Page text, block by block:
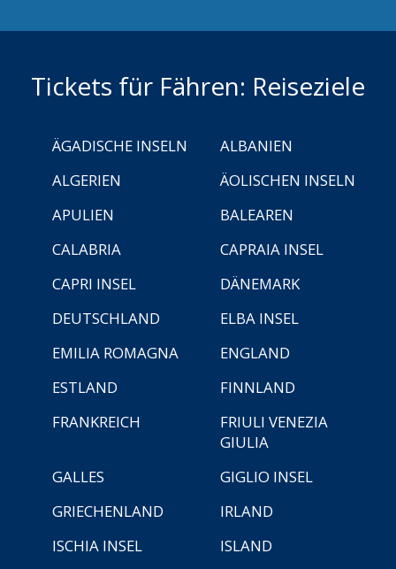
Tickets für Fähren: Reiseziele
ÄGADISCHE INSELN
ALBANIEN
ALGERIEN
ÄOLISCHEN INSELN
APULIEN
BALEAREN
CALABRIA
CAPRAIA INSEL
CAPRI INSEL
DÄNEMARK
DEUTSCHLAND
ELBA INSEL
EMILIA ROMAGNA
ENGLAND
ESTLAND
FINNLAND
FRANKREICH
FRIULI VENEZIA
GIULIA
GALLES
GIGLIO INSEL
GRIECHENLAND
IRLAND
ISCHIA INSEL
ISLAND